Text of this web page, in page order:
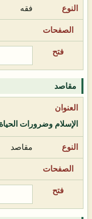
فقه
مقاصد
الإسلام وضرورات الحياة
مقاصد